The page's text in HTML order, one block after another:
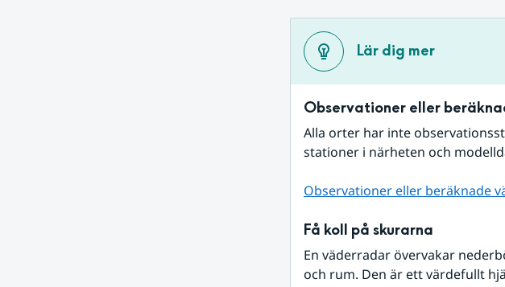
Lär dig mer
Observationer eller
Alla orter har inte
stationer i närheten och
Observationer eller beräknade
Få koll på skurarna
En väderradar övervakar
och rum. Den är ett värdefullt